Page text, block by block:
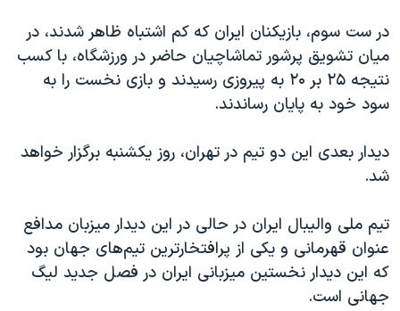
صفحه‌های ویژه
سفر پرزیدنت ترامپ به چین
در ست سوم، بازیکنان ایران که کم اشتباه ظاهر شدند، در
میان تشویق پرشور تماشاچیان حاضر در ورزشگاه، با کسب
نتیجه ۲۵ بر ۲۰ به پیروزی رسیدند و بازی نخست را به
سود خود به پایان رساندند.
دیدار بعدی این دو تیم در تهران، روز یکشنبه برگزار خواهد
شد.
تیم ملی والیبال ایران در حالی در این دیدار میزبان مدافع
عنوان قهرمانی و یکی از پرافتخارترین تیم‌های جهان بود
که این دیدار نخستین میزبانی ایران در فصل جدید لیگ
جهانی است.